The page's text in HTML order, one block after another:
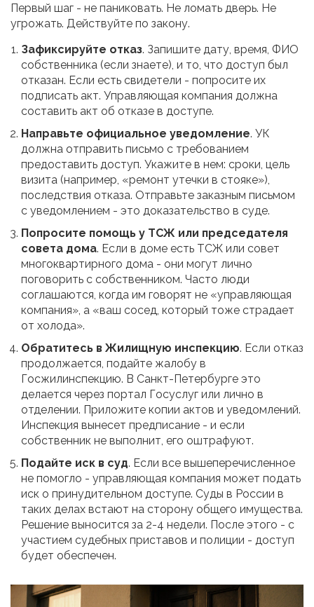
Первый шаг - не паниковать. Не ломать дверь. Не
угрожать. Действуйте по закону.
Зафиксируйте отказ. Запишите дату, время, ФИО
собственника (если знаете), и то, что доступ был
отказан. Если есть свидетели - попросите их
подписать акт. Управляющая компания должна
составить акт об отказе в доступе.
Направьте официальное уведомление. УК
должна отправить письмо с требованием
предоставить доступ. Укажите в нем: сроки, цель
визита (например, «ремонт утечки в стояке»),
последствия отказа. Отправьте заказным письмом
с уведомлением - это доказательство в суде.
Попросите помощь у ТСЖ или председателя
совета дома. Если в доме есть ТСЖ или совет
многоквартирного дома - они могут лично
поговорить с собственником. Часто люди
соглашаются, когда им говорят не «управляющая
компания», а «ваш сосед, который тоже страдает
от холода».
Обратитесь в Жилищную инспекцию. Если отказ
продолжается, подайте жалобу в
Госжилинспекцию. В Санкт-Петербурге это
делается через портал Госуслуг или лично в
отделении. Приложите копии актов и уведомлений.
Инспекция вынесет предписание - и если
собственник не выполнит, его оштрафуют.
Подайте иск в суд. Если все вышеперечисленное
не помогло - управляющая компания может подать
иск о принудительном доступе. Суды в России в
таких делах встают на сторону общего имущества.
Решение выносится за 2-4 недели. После этого - с
участием судебных приставов и полиции - доступ
будет обеспечен.